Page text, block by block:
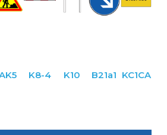
K8-4 K10 B21a1 KC1CA